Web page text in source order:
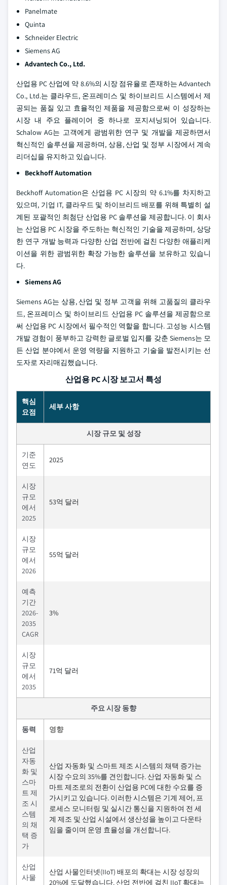
Panelmate
Quinta
Schneider Electric
Siemens AG
Advantech Co., Ltd.
산업용 PC 산업에 약 8.6%의 시장 점유율로 존재하는 Advantech
Co., Ltd.는 클라우드, 온프레미스 및 하이브리드 시스템에서 제
공되는 품질 있고 효율적인 제품을 제공함으로써 이 성장하는
시장 내 주요 플레이어 중 하나로 포지셔닝되어 있습니다.
Schalow AG는 고객에게 광범위한 연구 및 개발을 제공하면서
혁신적인 솔루션을 제공하며, 상용, 산업 및 정부 시장에서 계속
리더십을 유지하고 있습니다.
Beckhoff Automation
Beckhoff Automation은 산업용 PC 시장의 약 6.1%를 차지하고
있으며, 기업 IT, 클라우드 및 하이브리드 배포를 위해 특별히 설
계된 포괄적인 최첨단 산업용 PC 솔루션을 제공합니다. 이 회사
는 산업용 PC 시장을 주도하는 혁신적인 기술을 제공하며, 상당
한 연구 개발 능력과 다양한 산업 전반에 걸친 다양한 애플리케
이션을 위한 광범위한 확장 가능한 솔루션을 보유하고 있습니
다.
Siemens AG
Siemens AG는 상용, 산업 및 정부 고객을 위해 고품질의 클라우
드, 온프레미스 및 하이브리드 산업용 PC 솔루션을 제공함으로
써 산업용 PC 시장에서 필수적인 역할을 합니다. 고성능 시스템
개발 경험이 풍부하고 강력한 글로벌 입지를 갖춘 Siemens는 모
든 산업 분야에서 운영 역량을 지원하고 기술을 발전시키는 선
도자로 자리매김했습니다.
산업용 PC 시장 보고서 특성
핵심
요점
세부 사항
시장 규모 및 성장
기준
연도
2025
시장
규모
에서
2025
53억 달러
시장
규모
에서
2026
55억 달러
예측
기간
2026-
2035
CAGR
3%
시장
규모
에서
2035
71억 달러
주요 시장 동향
동력 영향
산업
자동
화 및
스마
트 제
조 시
스템
의 채
택 증
가
산업 자동화 및 스마트 제조 시스템의 채택 증가는
시장 수요의 35%를 견인합니다. 산업 자동화 및 스
마트 제조로의 전환이 산업용 PC에 대한 수요를 증
가시키고 있습니다. 이러한 시스템은 기계 제어, 프
로세스 모니터링 및 실시간 통신을 지원하여 전 세
계 제조 및 산업 시설에서 생산성을 높이고 다운타
임을 줄이며 운영 효율성을 개선합니다.
산업
사물
산업 사물인터넷(IIoT) 배포의 확대는 시장 성장의
20%에 도달했습니다. 산업 전반에 걸친 IIoT 확대는